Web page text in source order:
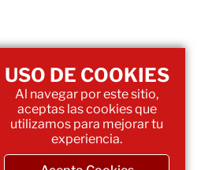
USO DE COOKIES
Al navegar por este sitio,
aceptas las cookies que
utilizamos para mejorar tu
experiencia.